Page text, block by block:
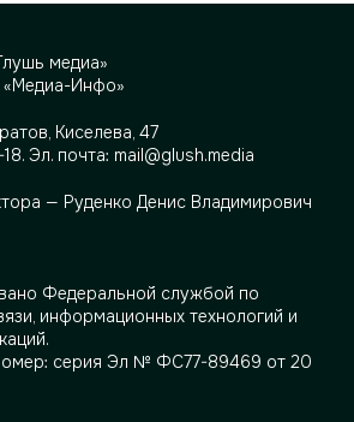
медиа»
Инфо»
Киселева, 47
. Эл. почта: mail@glush.media
— Руденко Денис Владимирович
Федеральной службой по
информационных технологий и
серия Эл № ФС77-89469 от 20